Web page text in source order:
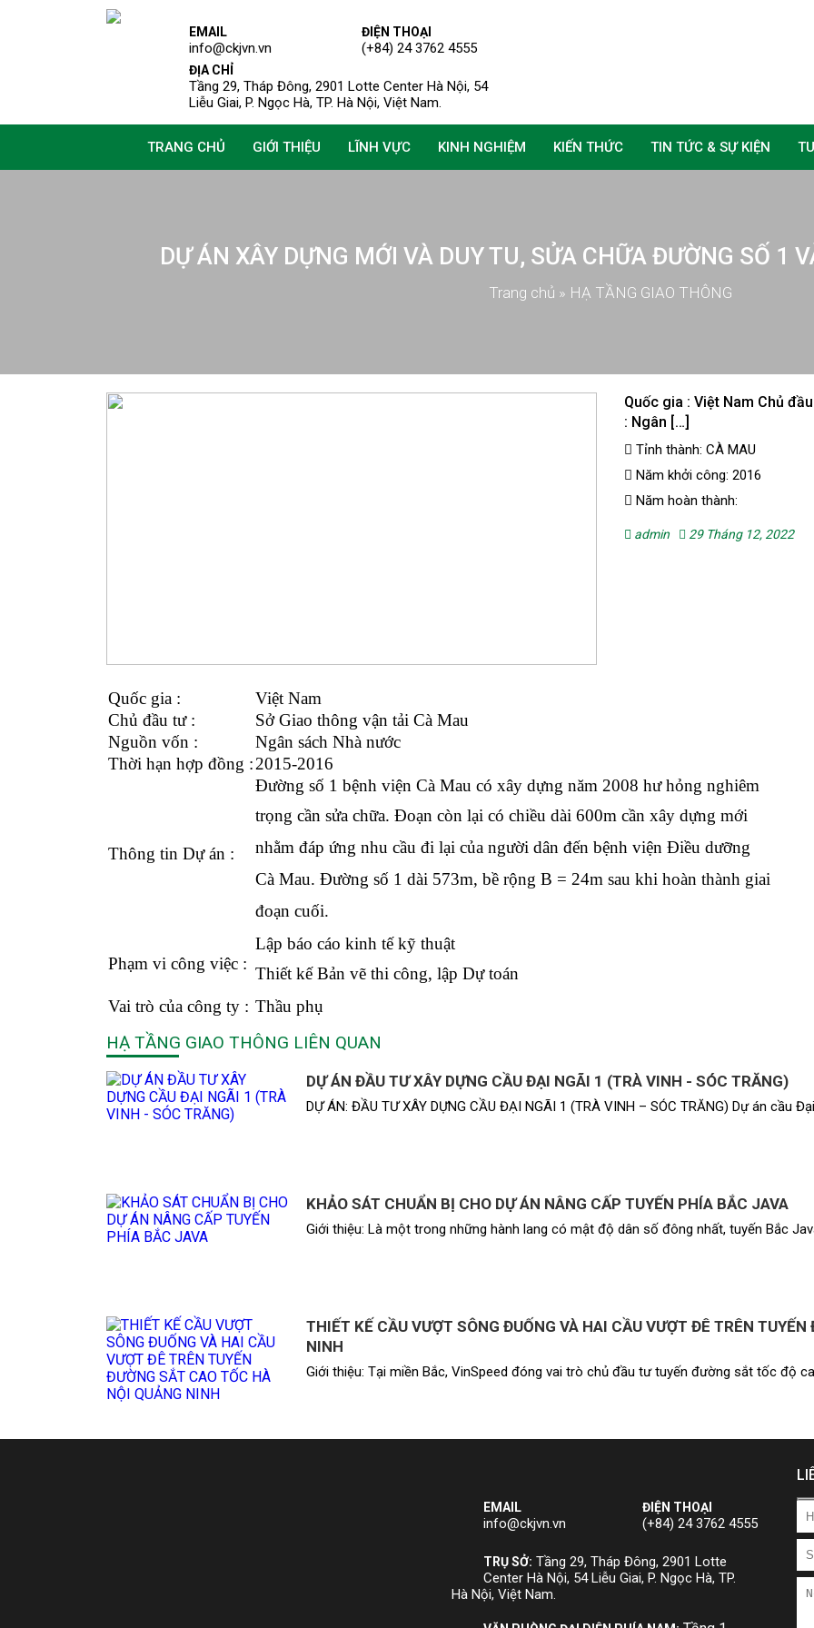
EMAIL
info@ckjvn.vn
ĐIỆN THOẠI
(+84) 24 3762 4555
ĐỊA CHỈ
Tầng 29, Tháp Đông, 2901 Lotte Center Hà Nội, 54
Liễu Giai, P. Ngọc Hà, TP. Hà Nội, Việt Nam.
TRANG CHỦ GIỚI THIỆU LĨNH VỰC KINH NGHIỆM KIẾN THỨC TIN TỨC & SỰ KIỆN
DỰ ÁN XÂY DỰNG MỚI VÀ DUY TU, SỬA CHỮA ĐƯỜNG SỐ 1
Trang chủ » HẠ TẦNG GIAO THÔNG
Quốc gia : Việt Nam Chủ
: Ngân […]
Tỉnh thành: CÀ MAU
Năm khởi công: 2016
Năm hoàn thành:
admin 29 Tháng 12, 2022
Quốc gia :
Việt Nam
Chủ đầu tư :
Sở Giao thông vận tải Cà Mau
Nguồn vốn :
Ngân sách Nhà nước
Thời hạn hợp đồng :2015-2016
Thông tin Dự án :
Đường số 1 bệnh viện Cà Mau có xây dựng năm 2008 hư hỏng nghiêm
trọng cần sửa chữa. Đoạn còn lại có chiều dài 600m cần xây dựng mới
nhằm đáp ứng nhu cầu đi lại của người dân đến bệnh viện Điều dưỡng
Cà Mau. Đường số 1 dài 573m, bề rộng B = 24m sau khi hoàn thành giai
đoạn cuối.
Phạm vi công việc :
Lập báo cáo kinh tế kỹ thuật
Thiết kế Bản vẽ thi công, lập Dự toán
Vai trò của công ty : Thầu phụ
HẠ TẦNG GIAO THÔNG LIÊN QUAN
DỰ ÁN ĐẦU TƯ XÂY DỰNG CẦU ĐẠI NGÃI 1 (TRÀ VINH - SÓC TRĂNG)
DỰ ÁN: ĐẦU TƯ XÂY DỰNG CẦU ĐẠI NGÃI 1 (TRÀ VINH – SÓC TRĂNG) Dự án cầu
KHẢO SÁT CHUẨN BỊ CHO DỰ ÁN NÂNG CẤP TUYẾN PHÍA BẮC JAVA
Giới thiệu: Là một trong những hành lang có mật độ dân số đông nhất, tuyến Bắc
THIẾT KẾ CẦU VƯỢT SÔNG ĐUỐNG VÀ HAI CẦU VƯỢT ĐÊ TRÊN
NINH
Giới thiệu: Tại miền Bắc, VinSpeed đóng vai trò chủ đầu tư tuyến đường sắt tốc độ
EMAIL
info@ckjvn.vn
ĐIỆN THOẠI
(+84) 24 3762 4555
TRỤ SỞ: Tầng 29, Tháp Đông, 2901 Lotte
Center Hà Nội, 54 Liễu Giai, P. Ngọc Hà, TP.
Hà Nội, Việt Nam.